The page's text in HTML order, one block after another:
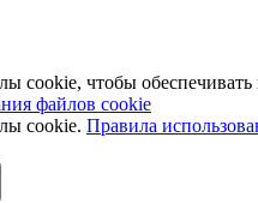
cookie, чтобы обеспечивать
файлов cookie
cookie. Правила